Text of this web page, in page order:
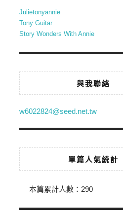
Julietonyannie
Tony Guitar
Story Wonders With Annie
與我聯絡
w6022824@seed.net.tw
單篇人氣統計
本篇累計人數： 290